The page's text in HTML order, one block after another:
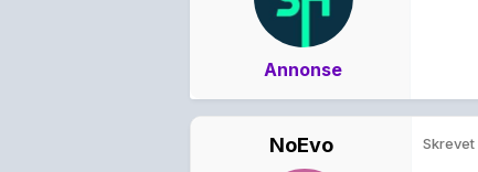
Annonse
NoEvo Skrevet